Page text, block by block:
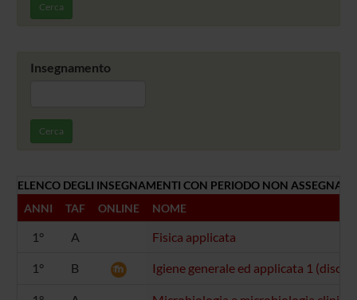
Cerca
Insegnamento
Cerca
ELENCO DEGLI INSEGNAMENTI CON PERIODO NON ASSEGNATO
ANNI
TAF ONLINE NOME
1° A Fisica applicata
1° B Igiene generale ed applicata 1